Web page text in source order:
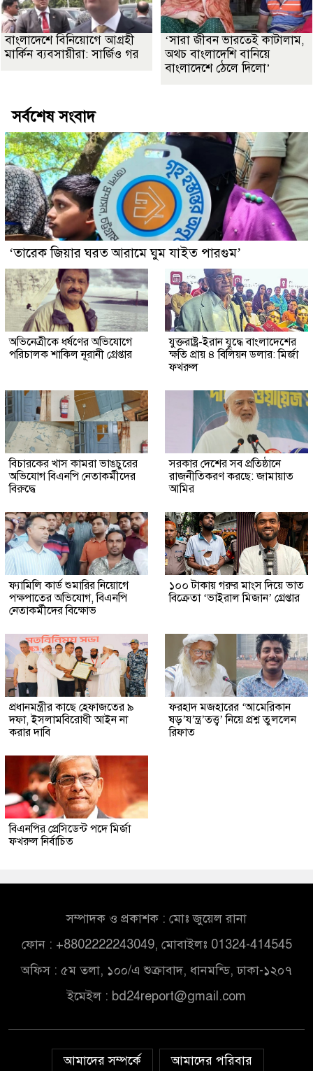
বাংলাদেশে বিনিয়োগে আগ্রহী
মার্কিন ব্যবসায়ীরা: সার্জিও গর
‘সারা জীবন ভারতেই কাটালাম,
অথচ বাংলাদেশি বানিয়ে
বাংলাদেশে ঠেলে দিলো’
সর্বশেষ সংবাদ
‘তারেক জিয়ার ঘরত আরামে ঘুম যাইত পারগুম’
অভিনেত্রীকে ধর্ষণের অভিযোগে
পরিচালক শাকিল নূরানী গ্রেপ্তার
যুক্তরাষ্ট্র-ইরান যুদ্ধে বাংলাদেশের
ক্ষতি প্রায় ৪ বিলিয়ন ডলার: মির্জা
ফখরুল
বিচারকের খাস কামরা ভাঙচুরের
অভিযোগ বিএনপি নেতাকর্মীদের
বিরুদ্ধে
সরকার দেশের সব প্রতিষ্ঠানে
রাজনীতিকরণ করছে: জামায়াত
আমির
ফ্যামিলি কার্ড শুমারির নিয়োগে
পক্ষপাতের অভিযোগ, বিএনপি
নেতাকর্মীদের বিক্ষোভ
১০০ টাকায় গরুর মাংস দিয়ে ভাত
বিক্রেতা ‘ভাইরাল মিজান’ গ্রেপ্তার
প্রধানমন্ত্রীর কাছে হেফাজতের ৯
দফা, ইসলামবিরোধী আইন না
করার দাবি
ফরহাদ মজহারের ‘আমেরিকান
ষড়’য’ন্ত্র’তত্ত্ব’ নিয়ে প্রশ্ন তুললেন
রিফাত
বিএনপির প্রেসিডেন্ট পদে মির্জা
ফখরুল নির্বাচিত
সম্পাদক ও প্রকাশক : মোঃ জুয়েল রানা
ফোন : +8802222243049, মোবাইলঃ 01324-414545
অফিস : ৫ম তলা, ১০০/এ শুক্রাবাদ, ধানমন্ডি, ঢাকা-১২০৭
ইমেইল : bd24report@gmail.com
আমাদের সম্পর্কে আমাদের পরিবার